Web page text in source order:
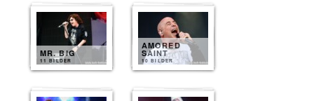
MR. BIG
11 BILDER
AMORED
SAINT
10 BILDER